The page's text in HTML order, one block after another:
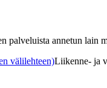
palveluista annetun lain
välilehteen)Liikenne- ja